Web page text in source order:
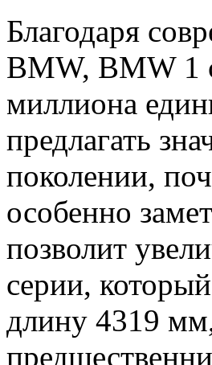
Благодаря
BMW, BMW 1
миллиона
предлагать
поколении,
особенно
позволит
серии,
длину 4319